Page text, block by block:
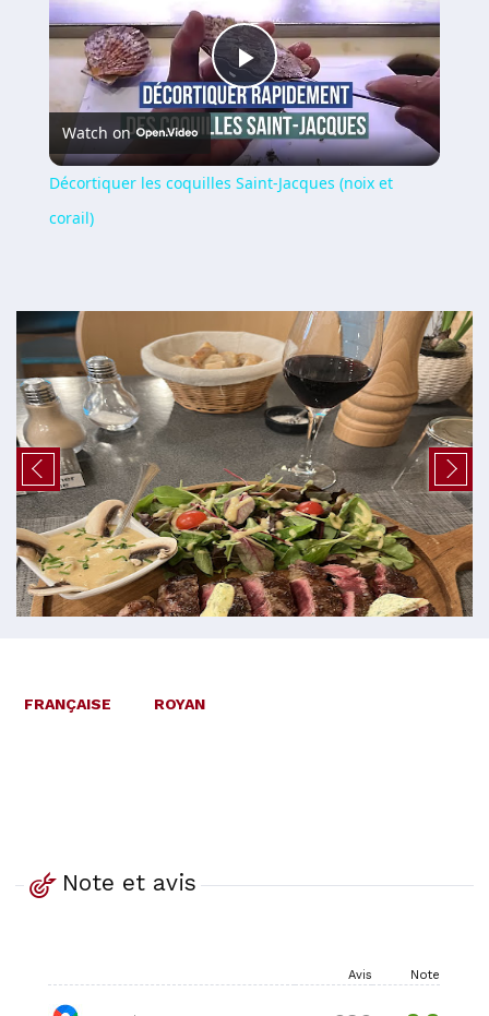
Play
Video
Watch on
Décortiquer les coquilles Saint-Jacques (noix et
corail)
FRANÇAISE ROYAN
Note et avis
Avis Note